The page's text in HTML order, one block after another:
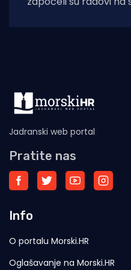
Jadranski web portal
Pratite nas
Info
O portalu Morski.HR
Oglašavanje na Morski.HR